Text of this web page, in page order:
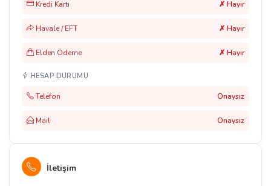
Kredi Kartı ✗ Hayır
Havale / EFT ✗ Hayır
Elden Ödeme ✗ Hayır
HESAP DURUMU
Telefon Onaysız
Mail Onaysız
İletişim